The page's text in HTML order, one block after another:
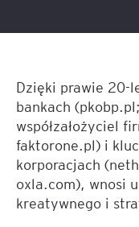
Dzięki prawie 20-
bankach
współzałożyciel
faktorone.pl) i
korporacjach
oxla.com), wnosi
kreatywnego i